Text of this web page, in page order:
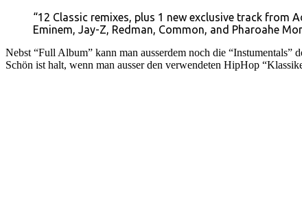
“12 Classic remixes, plus 1 new exclusive track from
Eminem, Jay-Z, Redman, Common, and Pharoahe
Nebst “Full Album” kann man ausserdem noch die “Instumentals”
Schön ist halt, wenn man ausser den verwendeten HipHop